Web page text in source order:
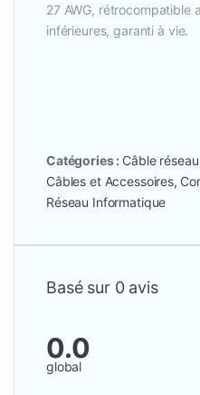
27 AWG, rétrocompatible
inférieures, garanti à vie.
Catégories : Câble réseau
Câbles et Accessoires,
Réseau Informatique
Basé sur 0 avis
0.0
global